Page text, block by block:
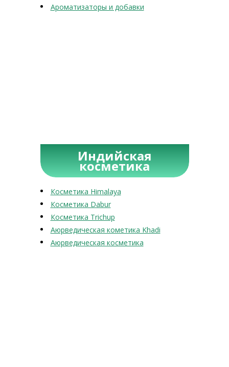
Ароматизаторы и добавки
Индийская
косметика
Косметика Himalaya
Косметика Dabur
Косметика Trichup
Аюрведическая кометика Khadi
Аюрведическая косметика